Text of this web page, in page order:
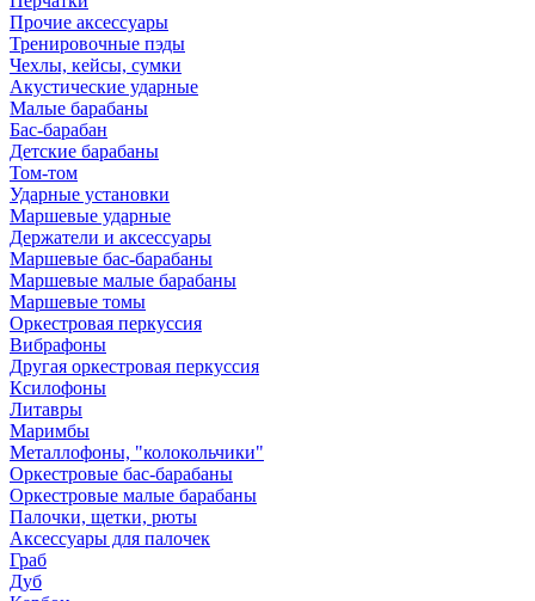
Прочие аксессуары
Тренировочные пэды
Чехлы, кейсы, сумки
Акустические ударные
Mалые барабаны
Бас-барабан
Детские барабаны
Том-том
Ударные установки
Маршевые ударные
Держатели и аксессуары
Маршевые бас-барабаны
Маршевые малые барабаны
Маршевые томы
Оркестровая перкуссия
Вибрафоны
Другая оркестровая перкуссия
Ксилофоны
Литавры
Маримбы
Металлофоны, "колокольчики"
Оркестровые бас-барабаны
Оркестровые малые барабаны
Палочки, щетки, рюты
Аксессуары для палочек
Граб
Дуб